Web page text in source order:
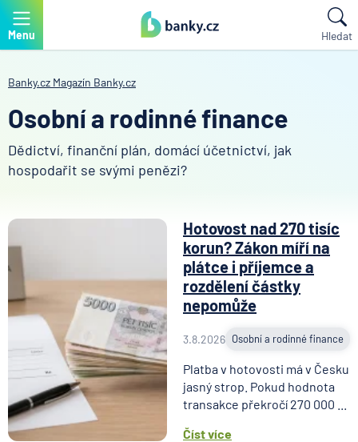
Menu Hledat
Banky.cz Magazín Banky.cz
Osobní a rodinné finance
Dědictví, finanční plán, domácí účetnictví, jak
hospodařit se svými penězi?
Hotovost nad 270 tisíc
korun? Zákon míří na
plátce i příjemce a
rozdělení částky
nepomůže
3.8.2026 Osobní a rodinné finance
Platba v hotovosti má v Česku
jasný strop. Pokud hodnota
transakce překročí 270 000 ...
Číst více